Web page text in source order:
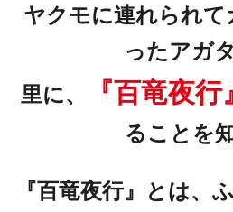
ヤクモに連れられ
ったアガタ
里に、
『百竜夜行』
ることを知
『百竜夜行』とは、